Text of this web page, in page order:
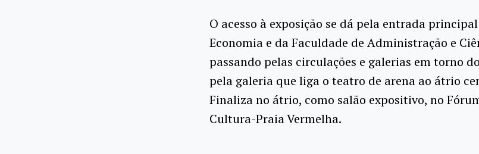
O acesso à exposição se dá pela entrada
Economia e da Faculdade de Administração e
passando pelas circulações e galerias em torno
pela galeria que liga o teatro de arena ao átrio
Finaliza no átrio, como salão expositivo, no
Cultura-Praia Vermelha.